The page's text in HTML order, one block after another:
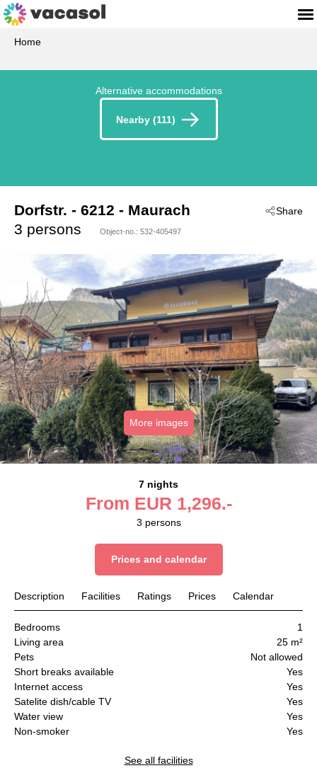
Home
Alternative accommodations
Nearby (111)
Share
Dorfstr. - 6212 - Maurach
3 persons
Object-no.: 532-405497
More images
7 nights
From EUR 1,296.-
3 persons
Prices and calendar
Description Facilities Ratings Prices Calendar
Bedrooms
1
Living area
25 m²
Pets
Not allowed
Short breaks available
Yes
Internet access
Yes
Satelite dish/cable TV
Yes
Water view
Yes
Non-smoker
Yes
See all facilities